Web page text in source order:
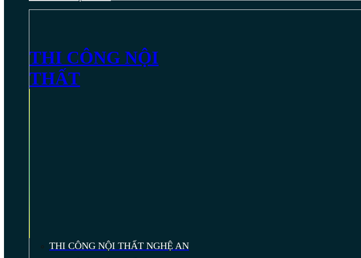
THI CÔNG NỘI
THẤT
THI CÔNG NỘI THẤT NGHỆ AN